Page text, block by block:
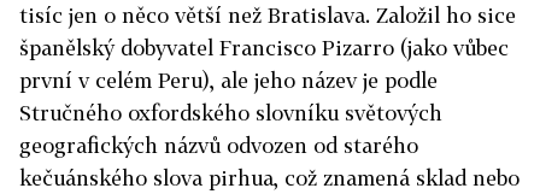
tisíc jen o něco větší než Bratislava. Založil ho sice
španělský dobyvatel Francisco Pizarro (jako vůbec
první v celém Peru), ale jeho název je podle
Stručného oxfordského slovníku světových
geografických názvů odvozen od starého
kečuánského slova pirhua, což znamená sklad nebo